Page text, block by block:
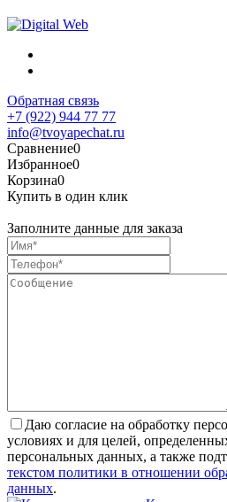
Обратная связь
+7 (922) 944 77 77
info@tvoyapechat.ru
Сравнение0
Избранное0
Корзина0
Купить в один клик
Заполните данные для заказа
Даю согласие на обработку
условиях и для целей,
персональных данных, а также
текстом политики в отношении
данных.